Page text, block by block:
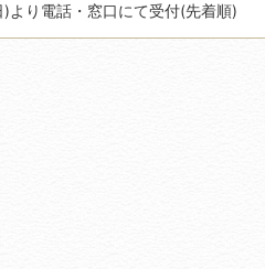
より電話・窓口にて受付(先着順)